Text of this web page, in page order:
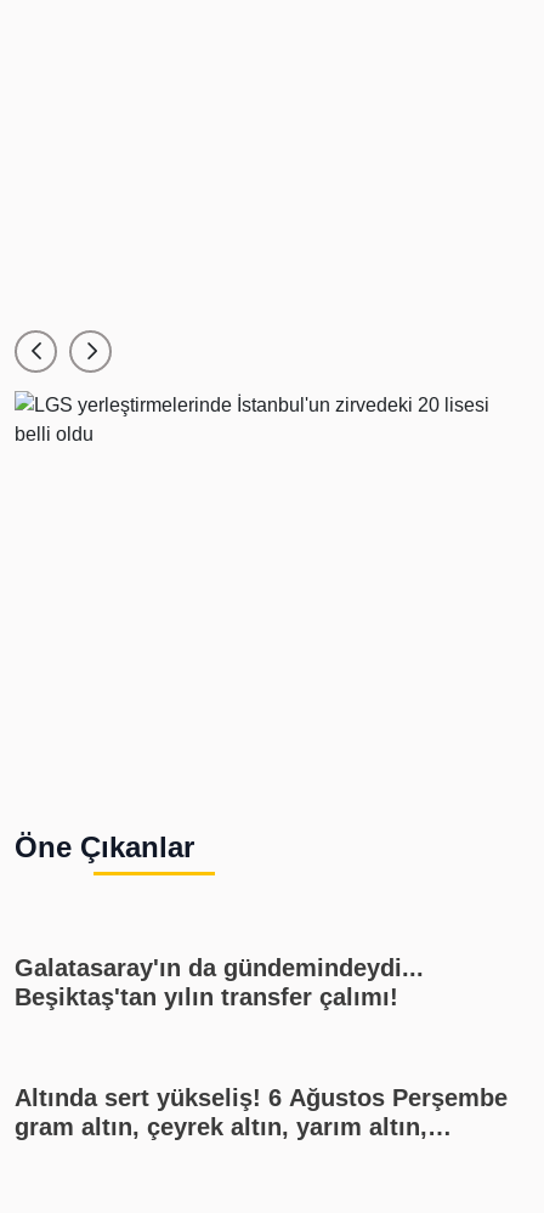
Öne Çıkanlar
Galatasaray'ın da gündemindeydi...
Beşiktaş'tan yılın transfer çalımı!
Altında sert yükseliş! 6 Ağustos Perşembe
gram altın, çeyrek altın, yarım altın,